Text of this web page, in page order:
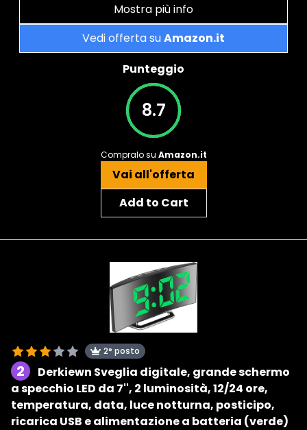
Mostra più info
Vedi offerta suAmazon.it
Punteggio
8.7
Compralo su Amazon.it
Vai all'offerta
Add to Cart
2° posto
2
Derkiewn Sveglia digitale, grande schermo
a specchio LED da 7'', 2 luminosità, 12/24 ore,
temperatura, data, luce notturna, posticipo,
ricarica USB e alimentazione a batteria (verde)